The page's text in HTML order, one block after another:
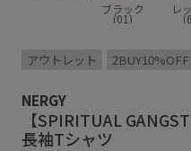
ブラック
(01)
レ
アウトレット 2BUY10%OFF
NERGY
【SPIRITUAL
長袖Tシャツ